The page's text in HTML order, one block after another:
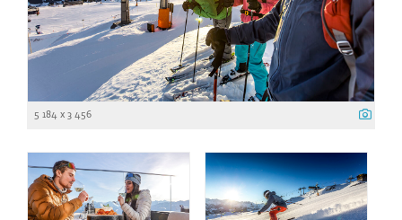
5 184 x 3 456